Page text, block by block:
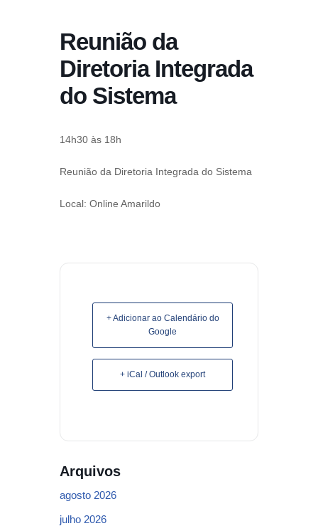
Reunião da
Diretoria Integrada
do Sistema
14h30 às 18h
Reunião da Diretoria Integrada do Sistema
Local: Online Amarildo
+ Adicionar ao Calendário do
Google
+ iCal / Outlook export
Arquivos
agosto 2026
julho 2026